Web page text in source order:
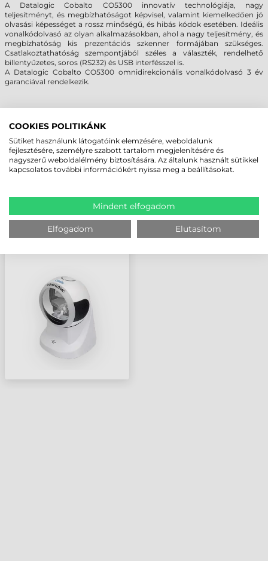
A Datalogic Cobalto CO5300 innovatív technológiája, nagy
teljesítményt, és megbízhatóságot képvisel, valamint kiemelkedően jó
olvasási képességet a rossz minőségű, és hibás kódok esetében. Ideális
vonalkódolvasó az olyan alkalmazásokban, ahol a nagy teljesítmény, és
megbízhatóság kis prezentációs szkenner formájában szükséges.
Csatlakoztathatóság szempontjából széles a választék, rendelhető
billentyűzetes, soros (RS232) és USB interfésszel is.
A Datalogic Cobalto CO5300 omnidirekcionális vonalkódolvasó 3 év
garanciával rendelkezik.
MEGBÍZHAT BENNÜNK! ISMERJE MEG
VÁSÁRLÓINK VÉLEMÉNYÉT
KÖVESSE BE YOUTUBE CSATORNÁNKAT!
LEGUTÓBB MEGTEKINTETT TERMÉKEK
DATALOGIC COBALTO
COOKIES POLITIKÁNK
Sütiket használunk látogatóink elemzésére, weboldalunk
fejlesztésére, személyre szabott tartalom megjelenítésére és
nagyszerű weboldalélmény biztosítására. Az általunk használt sütikkel
kapcsolatos további információkért nyissa meg a beállításokat.
Mindent elfogadom
Elfogadom Elutasítom